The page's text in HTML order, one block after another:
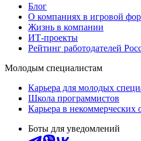
Блог
О компаниях в игровой
Жизнь в компании
ИТ-проекты
Рейтинг работодателей
Молодым специалистам
Карьера для молодых
Школа программистов
Карьера в некоммерческих
Боты для уведомлений